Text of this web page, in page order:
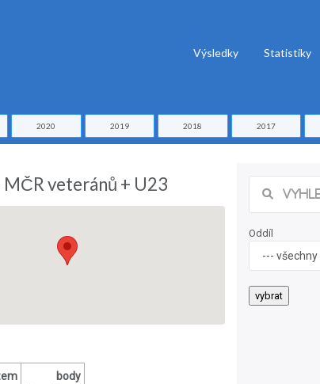
Výsledky Statistiky
2020 2019 2018 2017
veteránů + U23
body
Oddíl